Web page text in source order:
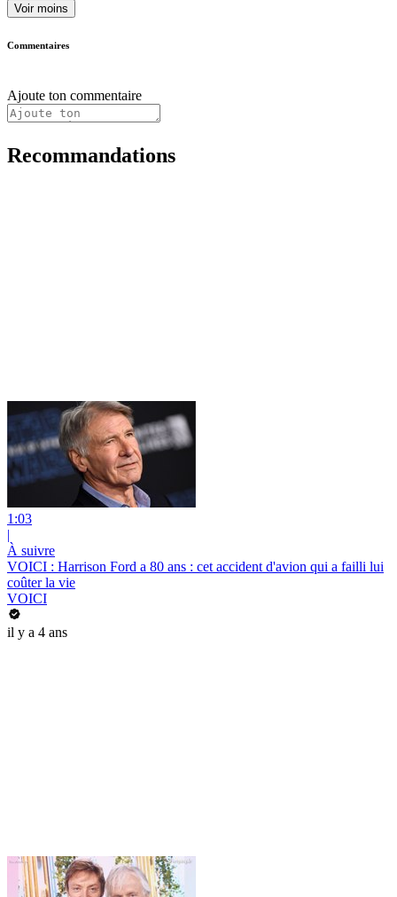
Voir moins
Commentaires
Ajoute ton commentaire
Recommandations
1:03
|
À suivre
VOICI : Harrison Ford a 80 ans : cet accident d'avion qui a failli lui
coûter la vie
VOICI
il y a 4 ans